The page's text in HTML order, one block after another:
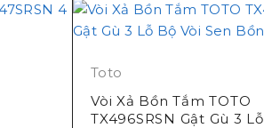
Toto
Vòi Xả Bồn Tắm TOTO
TX496SRSN Gật Gù 3 Lỗ